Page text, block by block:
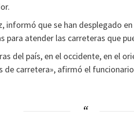
informó que se han desplegado
para atender las carreteras que
del país, en el occidente, en el
carretera», afirmó el